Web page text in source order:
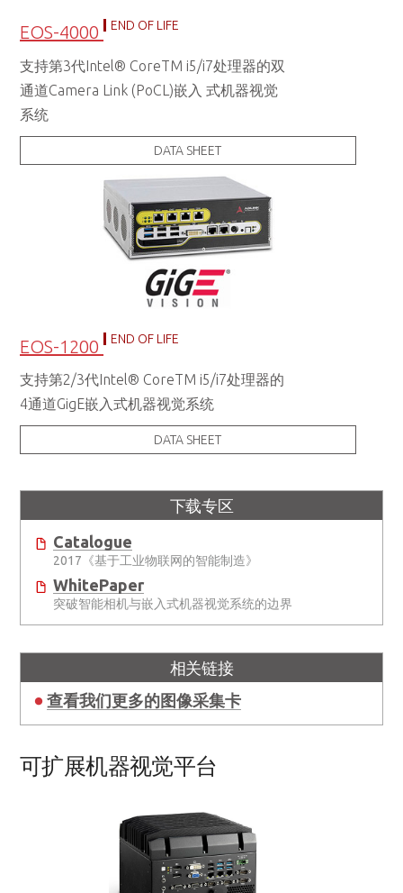
EOS-4000 END OF LIFE
支持第3代Intel® CoreTM i5/i7处理器的双
通道Camera Link (PoCL)嵌入 式机器视觉
系统
DATA SHEET
EOS-1200 END OF LIFE
支持第2/3代Intel® CoreTM i5/i7处理器的
4通道GigE嵌入式机器视觉系统
DATA SHEET
下载专区
Catalogue
2017《基于工业物联网的智能制造》
WhitePaper
突破智能相机与嵌入式机器视觉系统的边界
相关链接
查看我们更多的图像采集卡
可扩展机器视觉平台